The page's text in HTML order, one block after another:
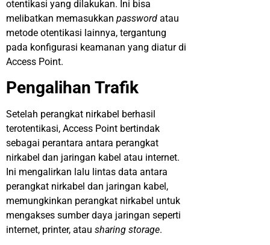
otentikasi yang dilakukan. Ini bisa
melibatkan memasukkan password atau
metode otentikasi lainnya, tergantung
pada konfigurasi keamanan yang diatur di
Access Point.
Pengalihan Trafik
Setelah perangkat nirkabel berhasil
terotentikasi, Access Point bertindak
sebagai perantara antara perangkat
nirkabel dan jaringan kabel atau internet.
Ini mengalirkan lalu lintas data antara
perangkat nirkabel dan jaringan kabel,
memungkinkan perangkat nirkabel untuk
mengakses sumber daya jaringan seperti
internet, printer, atau sharing storage.